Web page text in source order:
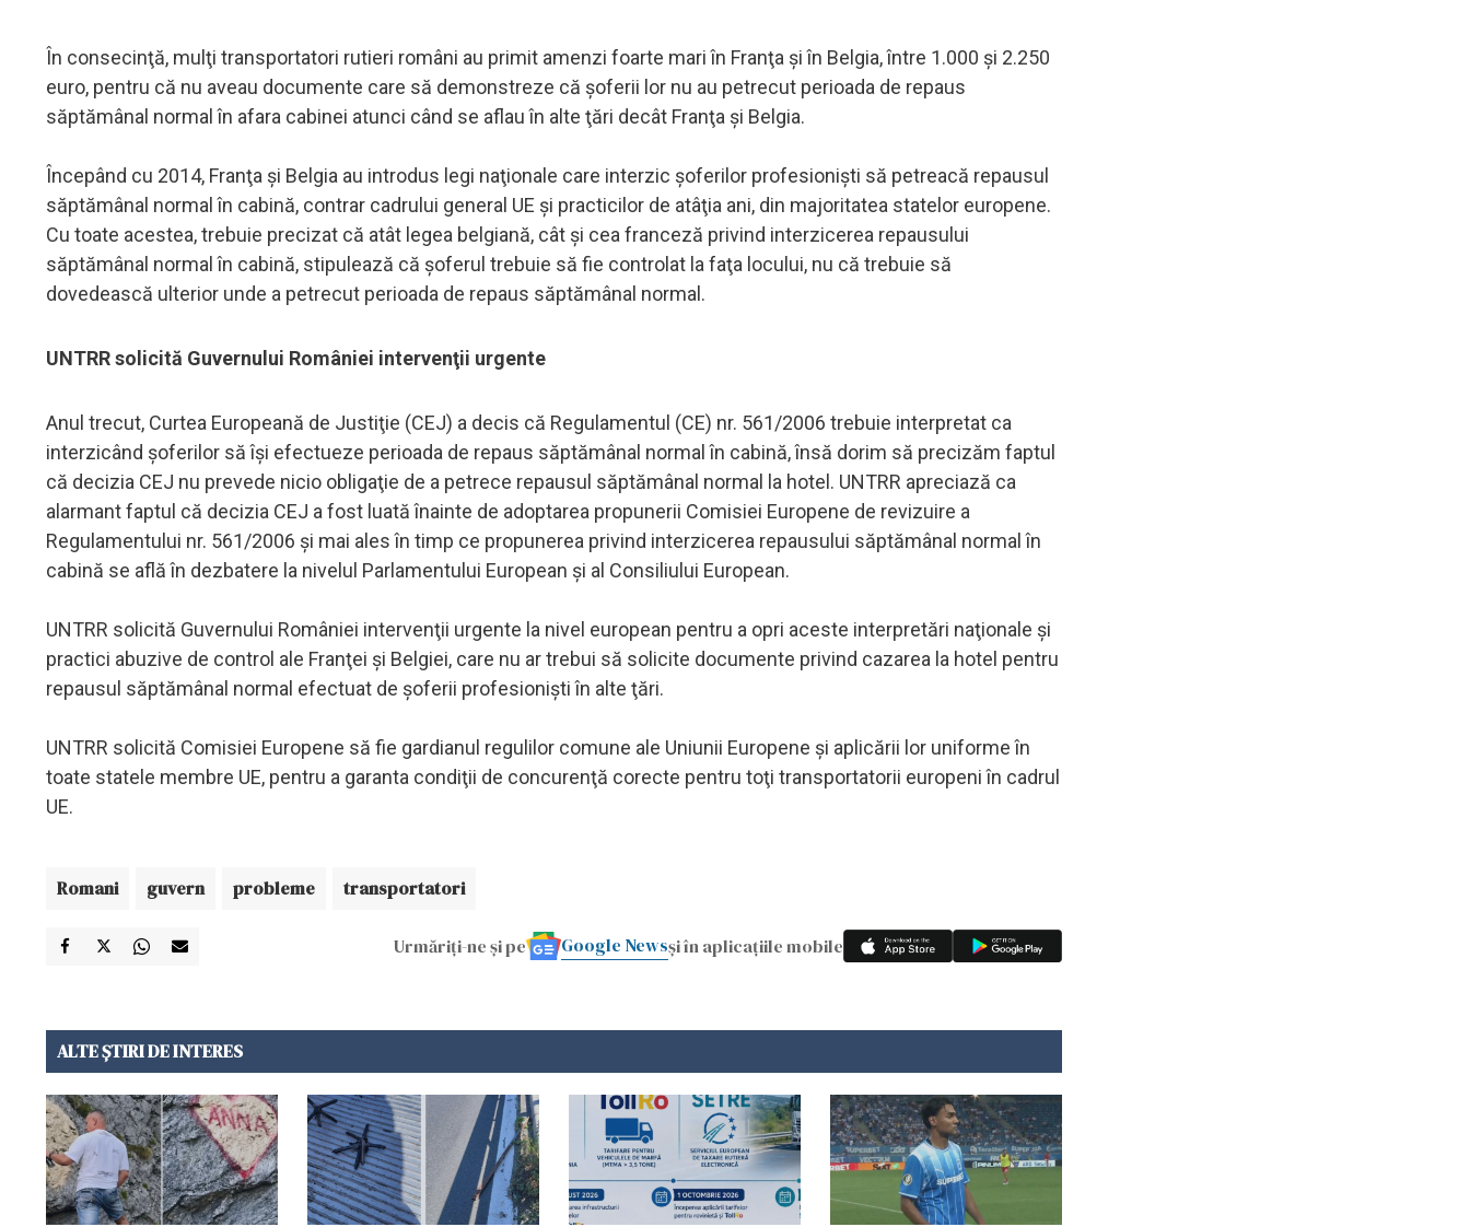
În consecinţă, mulţi transportatori rutieri români au primit amenzi foarte mari în Franţa şi în Belgia, între 1.000 şi 2.250
euro, pentru că nu aveau documente care să demonstreze că şoferii lor nu au petrecut perioada de repaus
săptămânal normal în afara cabinei atunci când se aflau în alte ţări decât Franţa şi Belgia.
Începând cu 2014, Franţa şi Belgia au introdus legi naţionale care interzic şoferilor profesionişti să petreacă repausul
săptămânal normal în cabină, contrar cadrului general UE şi practicilor de atâţia ani, din majoritatea statelor europene.
Cu toate acestea, trebuie precizat că atât legea belgiană, cât şi cea franceză privind interzicerea repausului
săptămânal normal în cabină, stipulează că şoferul trebuie să fie controlat la faţa locului, nu că trebuie să
dovedească ulterior unde a petrecut perioada de repaus săptămânal normal.
UNTRR solicită Guvernului României intervenţii urgente
Anul trecut, Curtea Europeană de Justiţie (CEJ) a decis că Regulamentul (CE) nr. 561/2006 trebuie interpretat ca
interzicând şoferilor să îşi efectueze perioada de repaus săptămânal normal în cabină, însă dorim să precizăm faptul
că decizia CEJ nu prevede nicio obligaţie de a petrece repausul săptămânal normal la hotel. UNTRR apreciază ca
alarmant faptul că decizia CEJ a fost luată înainte de adoptarea propunerii Comisiei Europene de revizuire a
Regulamentului nr. 561/2006 şi mai ales în timp ce propunerea privind interzicerea repausului săptămânal normal în
cabină se află în dezbatere la nivelul Parlamentului European şi al Consiliului European.
UNTRR solicită Guvernului României intervenţii urgente la nivel european pentru a opri aceste interpretări naţionale şi
practici abuzive de control ale Franţei şi Belgiei, care nu ar trebui să solicite documente privind cazarea la hotel pentru
repausul săptămânal normal efectuat de şoferii profesionişti în alte ţări.
UNTRR solicită Comisiei Europene să fie gardianul regulilor comune ale Uniunii Europene şi aplicării lor uniforme în
toate statele membre UE, pentru a garanta condiţii de concurenţă corecte pentru toţi transportatorii europeni în cadrul
UE.
Romani guvern probleme transportatori
Urmăriți-ne și pe Google Newsși în aplicațiile mobile
ALTE ȘTIRI DE INTERES